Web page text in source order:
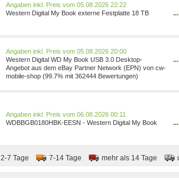
Preis vom 05.08.2026 22:22
Western Digital My Book externe Festplatte 18 TB
...
Preis vom 05.08.2026 20:00
Western Digital WD My Book USB 3.0 Desktop-
Festplatte mit Passwortschutz 18TB
WDBBGB0180HBK-EESN
...
Angebot aus dem eBay Partner Network (EPN) von cw-
mobile-shop (99.7% mit 362444 Bewertungen)
Preis vom 06.08.2026 00:11
WDBBGB0180HBK-EESN - Western Digital My Book
...
2-7 Tage 7-14 Tage mehr als 14 Tage